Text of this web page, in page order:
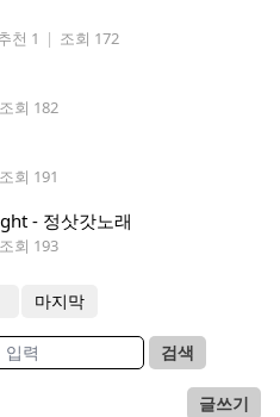
천 1 | 조회 172
조회 182
조회 191
- 정삿갓노래
조회 193
마지막
검색
글쓰기